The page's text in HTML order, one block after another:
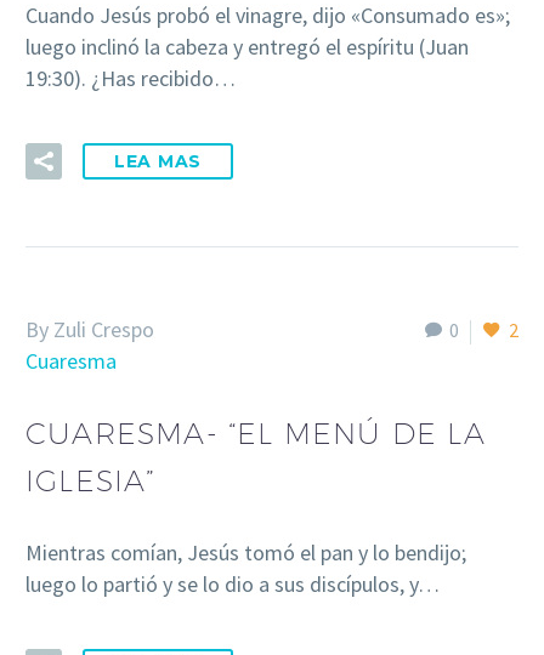
Cuando Jesús probó el vinagre, dijo «Consumado es»;
luego inclinó la cabeza y entregó el espíritu (Juan
19:30). ¿Has recibido…
LEA MAS
0 2
By Zuli Crespo
Cuaresma
CUARESMA- “EL MENÚ DE LA
IGLESIA”
Mientras comían, Jesús tomó el pan y lo bendijo;
luego lo partió y se lo dio a sus discípulos, y…